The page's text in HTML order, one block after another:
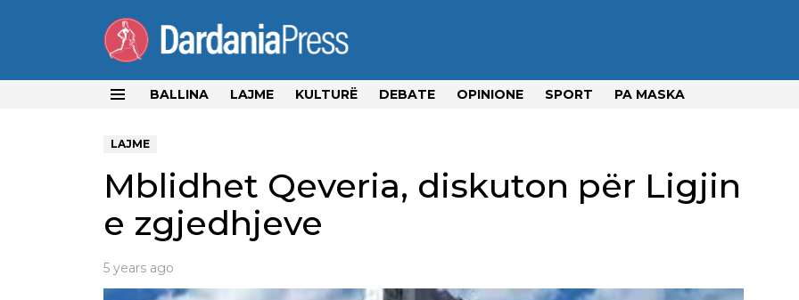
BALLINA LAJME KULTURË DEBATE OPINIONE SPORT PA MASKA
LAJME
Mblidhet Qeveria, diskuton për Ligjin
e zgjedhjeve
5 years ago